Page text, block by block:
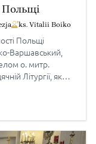
Польщі
ks. Vitalii Boiko
Польщі
Варшавський,
о. митр.
Літургії, яка
проповіді